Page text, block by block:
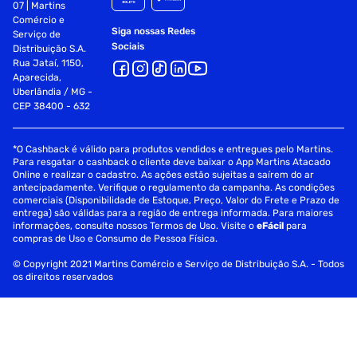
07 | Martins
Comércio e
Serviço de
Distribuição S.A.
Rua Jataí, 1150,
Aparecida,
Uberlândia / MG -
CEP 38400 - 632
Siga nossas Redes
Sociais
*O Cashback é válido para produtos vendidos e entregues pelo Martins.
Para resgatar o cashback o cliente deve baixar o App Martins Atacado
Online e realizar o cadastro. As ações estão sujeitas a saírem do ar
antecipadamente. Verifique o regulamento da campanha. As condições
comerciais (Disponibilidade de Estoque, Preço, Valor do Frete e Prazo de
entrega) são válidas para a região de entrega informada. Para maiores
informações, consulte nossos Termos de Uso. Visite oeFácil para
compras de Uso e Consumo de Pessoa Física.
© Copyright 2021 Martins Comércio e Serviço de Distribuição S.A. - Todos
os direitos reservados